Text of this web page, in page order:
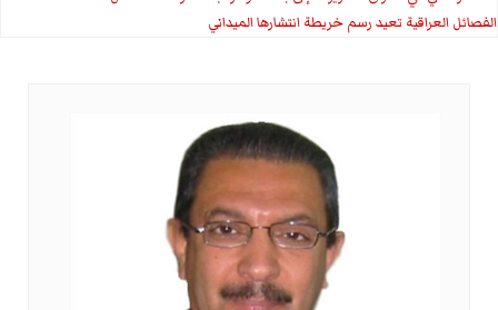
الفصائل العراقية تعيد رسم خريطة انتشارها الميداني